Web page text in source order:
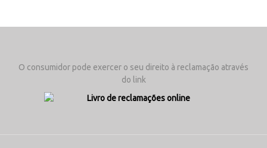
O consumidor pode exercer o seu direito à reclamação através
do link